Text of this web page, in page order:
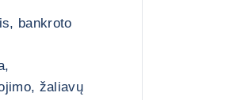
bankroto
žaliavų